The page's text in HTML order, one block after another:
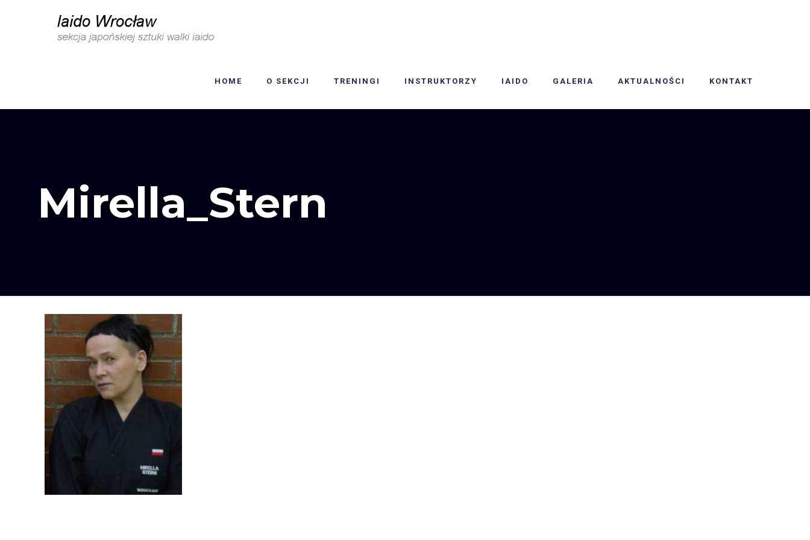
HOME O SEKCJI TRENINGI INSTRUKTORZY IAIDO GALERIA AKTUALNOŚCI KONTAKT
Mirella_Stern